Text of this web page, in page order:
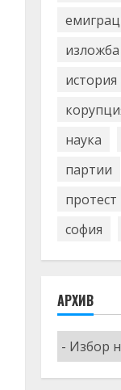
изложба
история
наука
партии
протест
софия
АРХИВ
Архив